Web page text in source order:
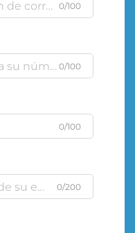
0/100
0/100
0/100
0/200